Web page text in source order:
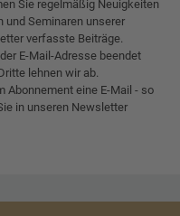
Sie regelmäßig Neuigkeiten
und Seminaren unserer
verfasste Beiträge.
E-Mail-Adresse beendet
lehnen wir ab.
Abonnement eine E-Mail - so
in unseren Newsletter